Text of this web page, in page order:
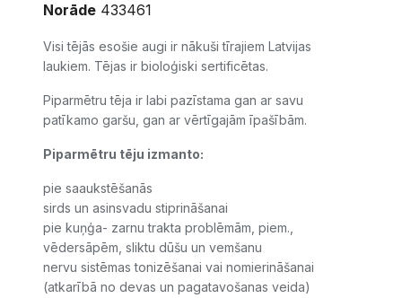
Norāde 433461
Visi tējās esošie augi ir nākuši tīrajiem Latvijas
laukiem. Tējas ir bioloģiski sertificētas.
Piparmētru tēja ir labi pazīstama gan ar savu
patīkamo garšu, gan ar vērtīgajām īpašībām.
Piparmētru tēju izmanto:
pie saaukstēšanās
sirds un asinsvadu stiprināšanai
pie kuņģa- zarnu trakta problēmām, piem.,
vēdersāpēm, sliktu dūšu un vemšanu
nervu sistēmas tonizēšanai vai nomierināšanai
(atkarībā no devas un pagatavošanas veida)